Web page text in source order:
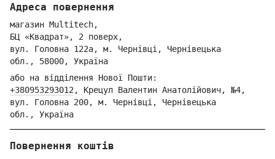
Адреса повернення
магазин Multitech,
БЦ «Квадрат», 2 поверх,
вул. Головна 122а, м. Чернівці, Чернівецька
обл., 58000, Україна
або на відділення Нової Пошти:
+380953293012 , Крецул Валентин Анатолійович, №4,
вул. Головна 200, м. Чернівці, Чернівецька
обл., Україна
Повернення коштів